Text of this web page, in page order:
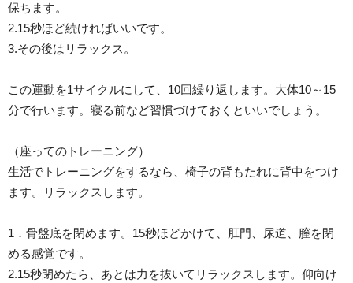
保ちます。
2.15秒ほど続ければいいです。
3.その後はリラックス。
この運動を1サイクルにして、10回繰り返します。大体10～15
分で行います。寝る前など習慣づけておくといいでしょう。
（座ってのトレーニング）
生活でトレーニングをするなら、椅子の背もたれに背中をつけ
ます。リラックスします。
1．骨盤底を閉めます。15秒ほどかけて、肛門、尿道、膣を閉
める感覚です。
2.15秒閉めたら、あとは力を抜いてリラックスします。仰向け